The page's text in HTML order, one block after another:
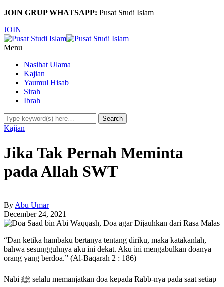
JOIN GRUP WHATSAPP: Pusat Studi Islam
JOIN
Menu
Nasihat Ulama
Kajian
Yaumul Hisab
Sirah
Ibrah
Kajian
Jika Tak Pernah Meminta
pada Allah SWT
By Abu Umar
December 24, 2021
“Dan ketika hambaku bertanya tentang diriku, maka katakanlah,
bahwa sesungguhnya aku ini dekat. Aku ini mengabulkan doanya
orang yang berdoa.” (Al-Baqarah 2 : 186)
Nabi ﷺ selalu memanjatkan doa kepada Rabb-nya pada saat setiap